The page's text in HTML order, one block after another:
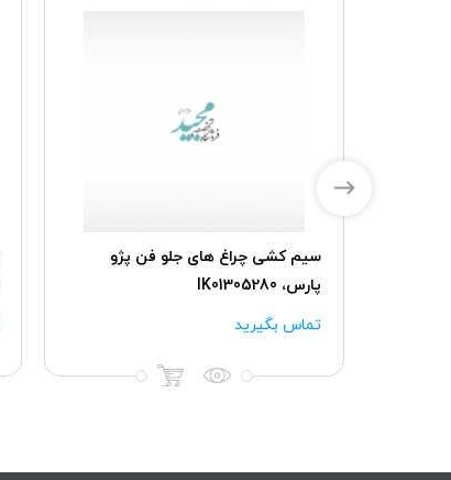
سیم کشی چراغ های جلو فن پژو
پارس، IK01305280
تماس بگیرید